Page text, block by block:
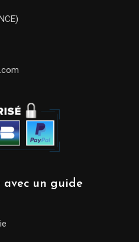
un guide